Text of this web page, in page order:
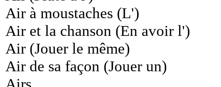
Air à moustaches (L')
Air et la chanson (En avoir l')
Air (Jouer le même)
Air de sa façon (Jouer un)